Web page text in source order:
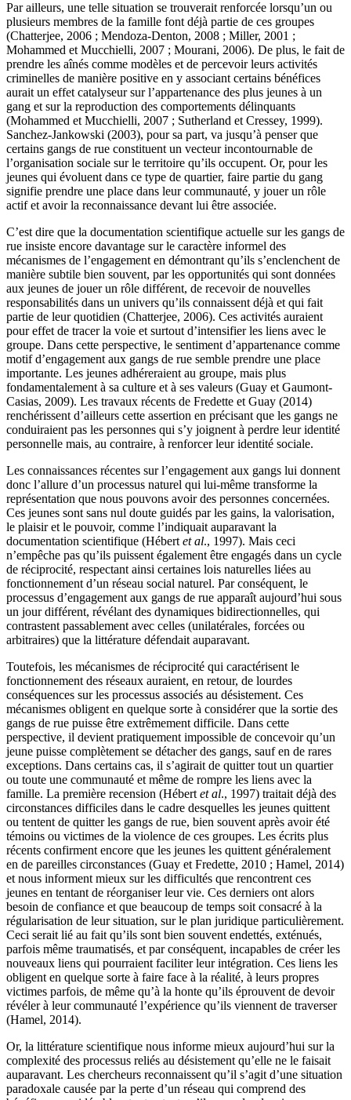
Par ailleurs, une telle situation se trouverait renforcée lorsqu’un ou
plusieurs membres de la famille font déjà partie de ces groupes
(Chatterjee, 2006 ; Mendoza-Denton, 2008 ; Miller, 2001 ;
Mohammed et Mucchielli, 2007 ; Mourani, 2006). De plus, le fait de
prendre les aînés comme modèles et de percevoir leurs activités
criminelles de manière positive en y associant certains bénéfices
aurait un effet catalyseur sur l’appartenance des plus jeunes à un
gang et sur la reproduction des comportements délinquants
(Mohammed et Mucchielli, 2007 ; Sutherland et Cressey, 1999).
Sanchez-Jankowski (2003), pour sa part, va jusqu’à penser que
certains gangs de rue constituent un vecteur incontournable de
l’organisation sociale sur le territoire qu’ils occupent. Or, pour les
jeunes qui évoluent dans ce type de quartier, faire partie du gang
signifie prendre une place dans leur communauté, y jouer un rôle
actif et avoir la reconnaissance devant lui être associée.
C’est dire que la documentation scientifique actuelle sur les gangs de
rue insiste encore davantage sur le caractère informel des
mécanismes de l’engagement en démontrant qu’ils s’enclenchent de
manière subtile bien souvent, par les opportunités qui sont données
aux jeunes de jouer un rôle différent, de recevoir de nouvelles
responsabilités dans un univers qu’ils connaissent déjà et qui fait
partie de leur quotidien (Chatterjee, 2006). Ces activités auraient
pour effet de tracer la voie et surtout d’intensifier les liens avec le
groupe. Dans cette perspective, le sentiment d’appartenance comme
motif d’engagement aux gangs de rue semble prendre une place
importante. Les jeunes adhéreraient au groupe, mais plus
fondamentalement à sa culture et à ses valeurs (Guay et Gaumont-
Casias, 2009). Les travaux récents de Fredette et Guay (2014)
renchérissent d’ailleurs cette assertion en précisant que les gangs ne
conduiraient pas les personnes qui s’y joignent à perdre leur identité
personnelle mais, au contraire, à renforcer leur identité sociale.
Les connaissances récentes sur l’engagement aux gangs lui donnent
donc l’allure d’un processus naturel qui lui-même transforme la
représentation que nous pouvons avoir des personnes concernées.
Ces jeunes sont sans nul doute guidés par les gains, la valorisation,
le plaisir et le pouvoir, comme l’indiquait auparavant la
documentation scientifique (Hébert et al., 1997). Mais ceci
n’empêche pas qu’ils puissent également être engagés dans un cycle
de réciprocité, respectant ainsi certaines lois naturelles liées au
fonctionnement d’un réseau social naturel. Par conséquent, le
processus d’engagement aux gangs de rue apparaît aujourd’hui sous
un jour différent, révélant des dynamiques bidirectionnelles, qui
contrastent passablement avec celles (unilatérales, forcées ou
arbitraires) que la littérature défendait auparavant.
Toutefois, les mécanismes de réciprocité qui caractérisent le
fonctionnement des réseaux auraient, en retour, de lourdes
conséquences sur les processus associés au désistement. Ces
mécanismes obligent en quelque sorte à considérer que la sortie des
gangs de rue puisse être extrêmement difficile. Dans cette
perspective, il devient pratiquement impossible de concevoir qu’un
jeune puisse complètement se détacher des gangs, sauf en de rares
exceptions. Dans certains cas, il s’agirait de quitter tout un quartier
ou toute une communauté et même de rompre les liens avec la
famille. La première recension (Hébert et al., 1997) traitait déjà des
circonstances difficiles dans le cadre desquelles les jeunes quittent
ou tentent de quitter les gangs de rue, bien souvent après avoir été
témoins ou victimes de la violence de ces groupes. Les écrits plus
récents confirment encore que les jeunes les quittent généralement
en de pareilles circonstances (Guay et Fredette, 2010 ; Hamel, 2014)
et nous informent mieux sur les difficultés que rencontrent ces
jeunes en tentant de réorganiser leur vie. Ces derniers ont alors
besoin de confiance et que beaucoup de temps soit consacré à la
régularisation de leur situation, sur le plan juridique particulièrement.
Ceci serait lié au fait qu’ils sont bien souvent endettés, exténués,
parfois même traumatisés, et par conséquent, incapables de créer les
nouveaux liens qui pourraient faciliter leur intégration. Ces liens les
obligent en quelque sorte à faire face à la réalité, à leurs propres
victimes parfois, de même qu’à la honte qu’ils éprouvent de devoir
révéler à leur communauté l’expérience qu’ils viennent de traverser
(Hamel, 2014).
Or, la littérature scientifique nous informe mieux aujourd’hui sur la
complexité des processus reliés au désistement qu’elle ne le faisait
auparavant. Les chercheurs reconnaissent qu’il s’agit d’une situation
paradoxale causée par la perte d’un réseau qui comprend des